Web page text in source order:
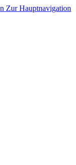
Zur Hauptnavigation